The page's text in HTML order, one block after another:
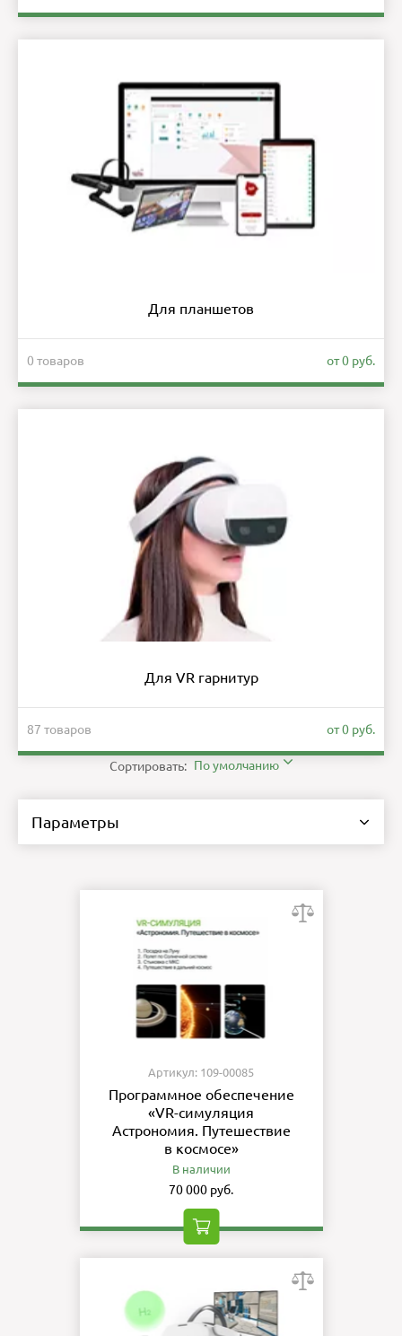
Для планшетов
0 товаров от 0 руб.
Для VR гарнитур
87 товаров от 0 руб.
Сортировать: По умолчанию
Артикул: 109-00085
Программное обеспечение
«VR-симуляция
Астрономия. Путешествие
в космосе»
В наличии
70 000 руб.
Параметры